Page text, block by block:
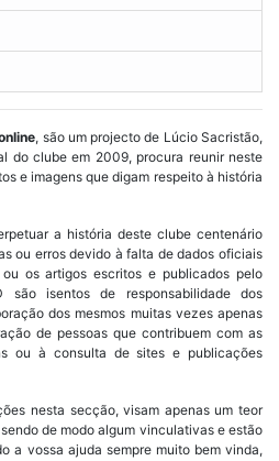
, são um projecto de Lúcio Sacristão,
do clube em 2009, procura reunir neste
e imagens que digam respeito à história
a história deste clube centenário
ou erros devido à falta de dados oficiais
os artigos escritos e publicados pelo
são isentos de responsabilidade dos
dos mesmos muitas vezes apenas
de pessoas que contribuem com as
ou à consulta de sites e publicações
nesta secção, visam apenas um teor
de modo algum vinculativas e estão
a vossa ajuda sempre muito bem vinda,